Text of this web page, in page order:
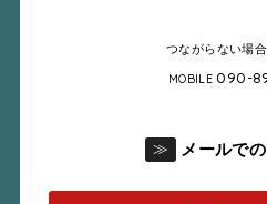
つながらない場合
MOBILE090-
≫ メールで